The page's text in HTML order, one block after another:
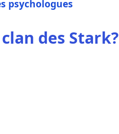
psychologues
des Stark?